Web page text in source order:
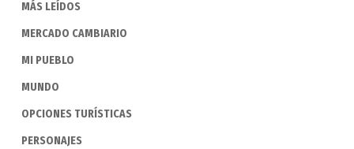
MÁS LEÍDOS
MERCADO CAMBIARIO
MI PUEBLO
MUNDO
OPCIONES TURÍSTICAS
PERSONAJES